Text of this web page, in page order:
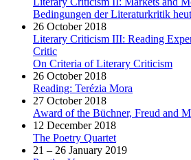
Bedingungen der Literaturkritik
26 October 2018
Literary Criticism III: Reading
Critic
On Criteria of Literary Criticism
26 October 2018
Reading: Terézia Mora
27 October 2018
Award of the Büchner, Freud and
12 December 2018
The Poetry Quartet
21 – 26 January 2019